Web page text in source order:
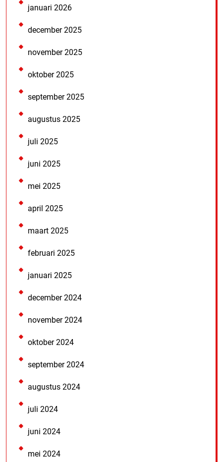
januari 2026
december 2025
november 2025
oktober 2025
september 2025
augustus 2025
juli 2025
juni 2025
mei 2025
april 2025
maart 2025
februari 2025
januari 2025
december 2024
november 2024
oktober 2024
september 2024
augustus 2024
juli 2024
juni 2024
mei 2024